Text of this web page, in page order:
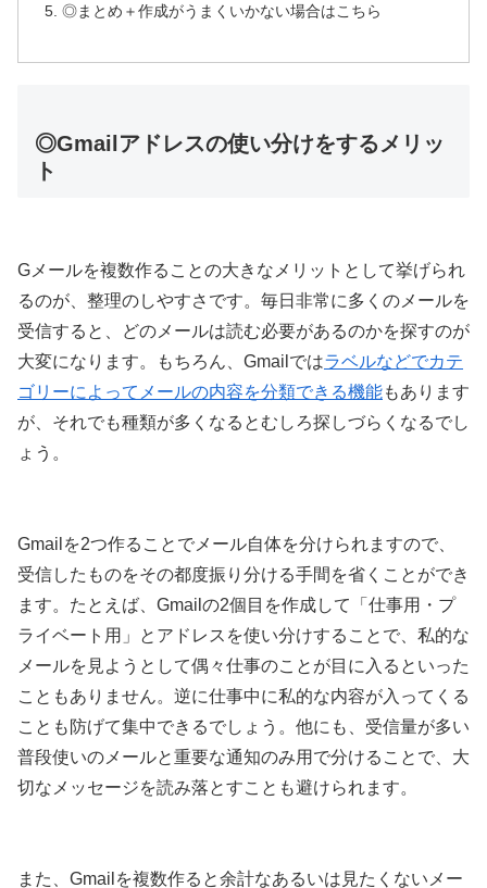
◎まとめ＋作成がうまくいかない場合はこちら
◎Gmailアドレスの使い分けをするメリッ
ト
Gメールを複数作ることの大きなメリットとして挙げられ
るのが、整理のしやすさです。毎日非常に多くのメールを
受信すると、どのメールは読む必要があるのかを探すのが
大変になります。もちろん、Gmailではラベルなどでカテ
ゴリーによってメールの内容を分類できる機能もあります
が、それでも種類が多くなるとむしろ探しづらくなるでし
ょう。
Gmailを2つ作ることでメール自体を分けられますので、
受信したものをその都度振り分ける手間を省くことができ
ます。たとえば、Gmailの2個目を作成して「仕事用・プ
ライベート用」とアドレスを使い分けすることで、私的な
メールを見ようとして偶々仕事のことが目に入るといった
こともありません。逆に仕事中に私的な内容が入ってくる
ことも防げて集中できるでしょう。他にも、受信量が多い
普段使いのメールと重要な通知のみ用で分けることで、大
切なメッセージを読み落とすことも避けられます。
また、Gmailを複数作ると余計なあるいは見たくないメー